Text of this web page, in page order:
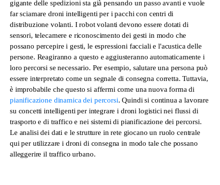
gigante delle spedizioni sta già pensando un passo avanti e vuole
far sciamare droni intelligenti per i pacchi con centri di
distribuzione volanti. I robot volanti devono essere dotati di
sensori, telecamere e riconoscimento dei gesti in modo che
possano percepire i gesti, le espressioni facciali e l'acustica delle
persone. Reagiranno a questo e aggiusteranno automaticamente i
loro percorsi se necessario. Per esempio, salutare una persona può
essere interpretato come un segnale di consegna corretta. Tuttavia,
è improbabile che questo si affermi come una nuova forma di
pianificazione dinamica dei percorsi. Quindi si continua a lavorare
su concetti intelligenti per integrare i droni logistici nei flussi di
trasporto e di traffico e nei sistemi di pianificazione dei percorsi.
Le analisi dei dati e le strutture in rete giocano un ruolo centrale
qui per utilizzare i droni di consegna in modo tale che possano
alleggerire il traffico urbano.